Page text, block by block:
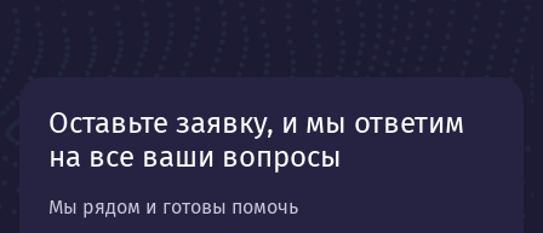
Оставьте заявку, и мы ответим
на все ваши вопросы
Мы рядом и готовы помочь